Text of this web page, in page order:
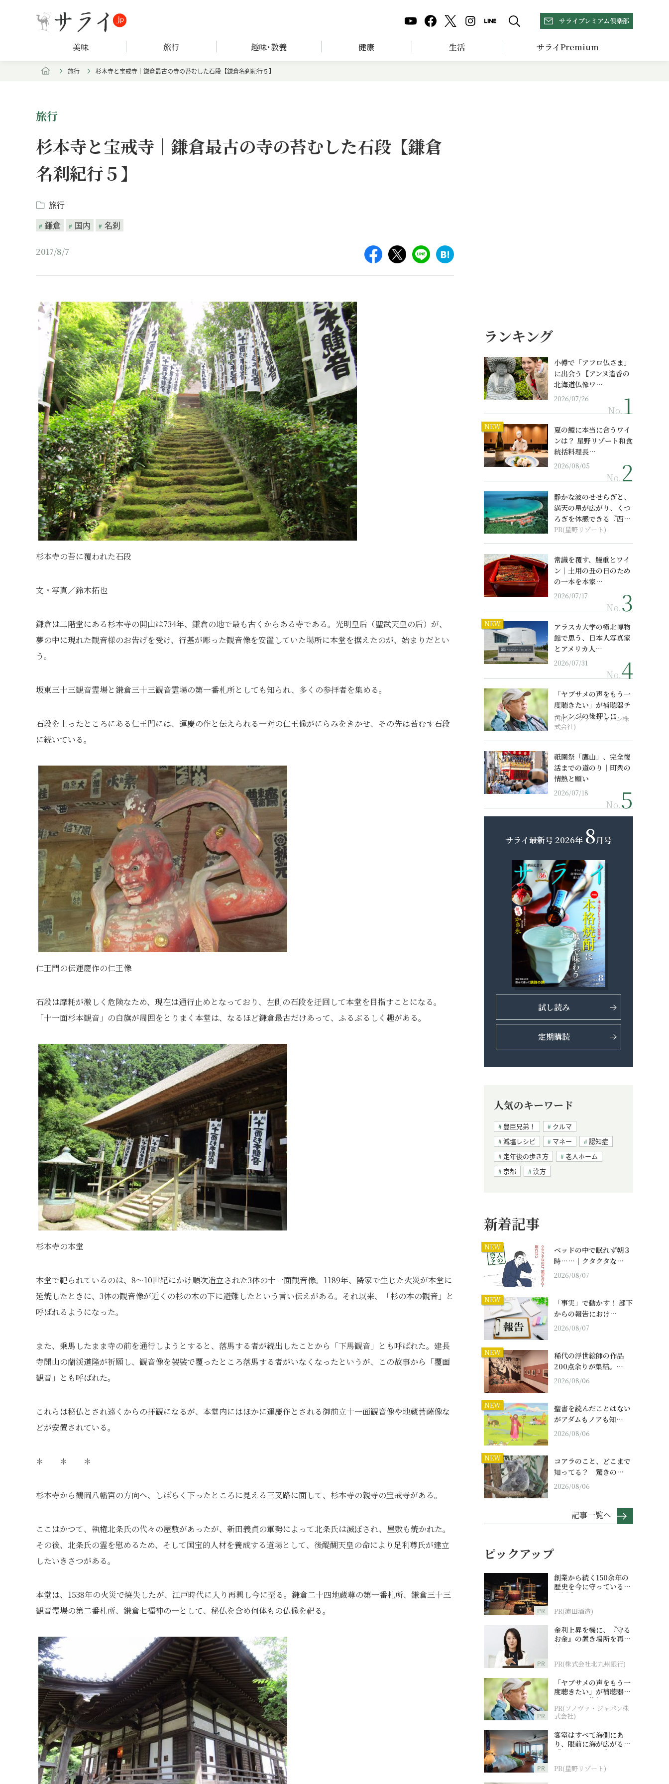
サライプレミアム倶楽部
美味 旅行 趣味･教養 健康 生活 サライPremium
旅行 杉本寺と宝戒寺｜鎌倉最古の寺の苔むした石段【鎌倉名刹紀行５】
旅行
杉本寺と宝戒寺｜鎌倉最古の寺の苔むした石段【鎌倉
名刹紀行５】
旅行
鎌倉
国内 名刹
2017/8/7
杉本寺の苔に覆われた石段
文・写真／鈴木拓也
鎌倉は二階堂にある杉本寺の開山は734年、鎌倉の地で最も古くからある寺である。光明皇后（聖武天皇の后）が、
夢の中に現れた観音様のお告げを受け、行基が彫った観音像を安置していた場所に本堂を据えたのが、始まりだとい
う。
坂東三十三観音霊場と鎌倉三十三観音霊場の第一番札所としても知られ、多くの参拝者を集める。
石段を上ったところにある仁王門には、運慶の作と伝えられる一対の仁王像がにらみをきかせ、その先は苔むす石段
に続いている。
仁王門の伝運慶作の仁王像
石段は摩耗が激しく危険なため、現在は通行止めとなっており、左側の石段を迂回して本堂を目指すことになる。
「十一面杉本観音」の白旗が周囲をとりまく本堂は、なるほど鎌倉最古だけあって、ふるぶるしく趣がある。
杉本寺の本堂
本堂で祀られているのは、8～10世紀にかけ順次造立された3体の十一面観音像。1189年、隣家で生じた火災が本堂に
延焼したときに、3体の観音像が近くの杉の木の下に避難したという言い伝えがある。それ以来、「杉の本の観音」と
呼ばれるようになった。
また、乗馬したまま寺の前を通行しようとすると、落馬する者が続出したことから「下馬観音」とも呼ばれた。建長
寺開山の蘭渓道隆が祈願し、観音像を袈裟で覆ったところ落馬する者がいなくなったというが、この故事から「覆面
観音」とも呼ばれた。
これらは秘仏とされ遠くからの拝観になるが、本堂内にはほかに運慶作とされる御前立十一面観音像や地蔵菩薩像な
どが安置されている。
＊ ＊ ＊
杉本寺から鶴岡八幡宮の方向へ、しばらく下ったところに見える三叉路に面して、杉本寺の親寺の宝戒寺がある。
ここはかつて、執権北条氏の代々の屋敷があったが、新田義貞の軍勢によって北条氏は滅ぼされ、屋敷も焼かれた。
その後、北条氏の霊を慰めるため、そして国宝的人材を養成する道場として、後醍醐天皇の命により足利尊氏が建立
したいきさつがある。
本堂は、1538年の火災で焼失したが、江戸時代に入り再興し今に至る。鎌倉二十四地蔵尊の第一番札所、鎌倉三十三
観音霊場の第二番札所、鎌倉七福神の一として、秘仏を含め何体もの仏像を祀る。
ランキング
小樽で「アフロ仏さま」
に出会う【アンヌ遙香の
北海道仏像ワ…
2026/07/26
No.
NEW
夏の鱧に本当に合うワイ
ンは？ 星野リゾート和食
統括料理長…
2026/08/05
No.
静かな波のせせらぎと、
満天の星が広がり、くつ
ろぎを体感できる『西表
島ホテル by...
PR(星野リゾート)
常識を覆す、鰻重とワイ
ン｜土用の丑の日のため
の一本を本家…
2026/07/17
No.
NEW
アラスカ大学の極北博物
館で思う、日本人写真家
とアメリカ人…
2026/07/31
No.
「ヤブサメの声をもう一
度聴きたい」が補聴器チ
ャレンジの後押しに
PR(ソノヴァ・ジャパン株
式会社)
祇園祭「鷹山」、完全復
活までの道のり｜町衆の
情熱と願い
2026/07/18
No.
サライ最新号 2026年 8月号
試し読み
定期購読
人気のキーワード
豊臣兄弟！
クルマ
減塩レシピ
マネー
認知症
定年後の歩き方
老人ホーム
京都
漢方
新着記事
NEW
ベッドの中で眠れず朝３
時……｜クタクタな…
2026/08/07
NEW
「事実」で動かす！ 部下
からの報告におけ…
2026/08/07
NEW
稀代の浮世絵師の作品
200点余りが集結。…
2026/08/06
NEW
聖書を読んだことはない
がアダムもノアも知…
2026/08/06
NEW
コアラのこと、どこまで
知ってる？ 驚きの…
2026/08/06
記事一覧へ
ピックアップ
PR
創業から続く150余年の
歴史を今に守っている濵
田酒造
PR(濵田酒造)
PR
金利上昇を機に、『守る
お金』の置き場所を再検
討
PR(株式会社北九州銀行)
PR
「ヤブサメの声をもう一
度聴きたい」が補聴器チ
ャレンジの後押しに
PR(ソノヴァ・ジャパン株
式会社)
PR
客室はすべて海側にあ
り、眼前に海が広がる
『西表島ホテル by 星野
PR(星野リゾート)